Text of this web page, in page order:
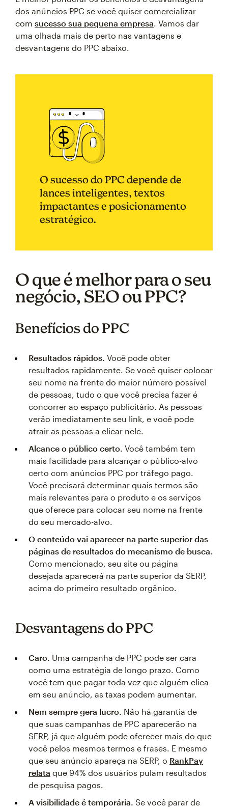
dos anúncios PPC se você quiser comercializar
com sucesso sua pequena empresa. Vamos dar
uma olhada mais de perto nas vantagens e
desvantagens do PPC abaixo.
O sucesso do PPC depende de
lances inteligentes, textos
impactantes e posicionamento
estratégico.
O que é melhor para o seu
negócio, SEO ou PPC?
Benefícios do PPC
Resultados rápidos. Você pode obter
resultados rapidamente. Se você quiser colocar
seu nome na frente do maior número possível
de pessoas, tudo o que você precisa fazer é
concorrer ao espaço publicitário. As pessoas
verão imediatamente seu link, e você pode
atrair as pessoas a clicar nele.
Alcance o público certo. Você também tem
mais facilidade para alcançar o público-alvo
certo com anúncios PPC por tráfego pago.
Você precisará determinar quais termos são
mais relevantes para o produto e os serviços
que oferece para colocar seu nome na frente
do seu mercado-alvo.
O conteúdo vai aparecer na parte superior das
páginas de resultados do mecanismo de busca.
Como mencionado, seu site ou página
desejada aparecerá na parte superior da SERP,
acima do primeiro resultado orgânico.
Desvantagens do PPC
Caro. Uma campanha de PPC pode ser cara
como uma estratégia de longo prazo. Como
você tem que pagar toda vez que alguém clica
em seu anúncio, as taxas podem aumentar.
Nem sempre gera lucro. Não há garantia de
que suas campanhas de PPC aparecerão na
SERP, já que alguém pode oferecer mais do que
você pelos mesmos termos e frases. E mesmo
que seu anúncio apareça na SERP, o RankPay
relata que 94% dos usuários pulam resultados
de pesquisa pagos.
A visibilidade é temporária. Se você parar de